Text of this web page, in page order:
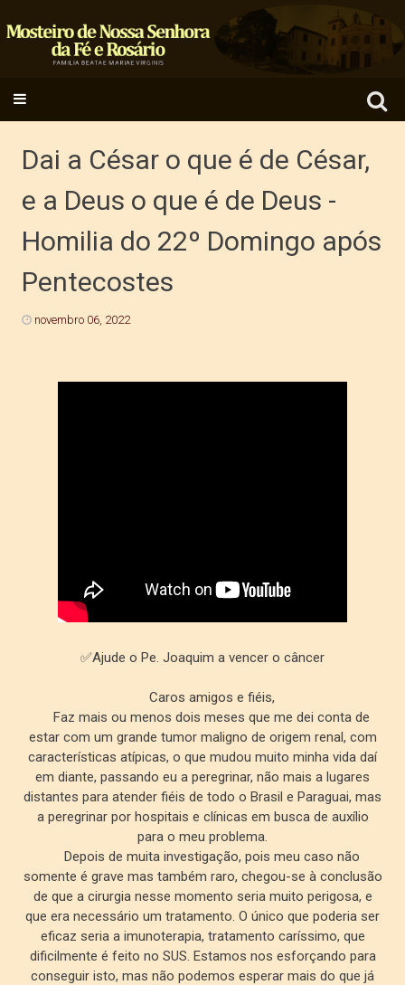
Search
for:
SKIP TO CONTENT
Dai a César o que é de César,
e a Deus o que é de Deus -
Homilia do 22º Domingo após
Pentecostes
novembro 06, 2022
✅Ajude o Pe. Joaquim a vencer o câncer
Caros amigos e fiéis,
Faz mais ou menos dois meses que me dei conta de
estar com um grande tumor maligno de origem renal, com
características atípicas, o que mudou muito minha vida daí
em diante, passando eu a peregrinar, não mais a lugares
distantes para atender fiéis de todo o Brasil e Paraguai, mas
a peregrinar por hospitais e clínicas em busca de auxílio
para o meu problema.
Depois de muita investigação, pois meu caso não
somente é grave mas também raro, chegou-se à conclusão
de que a cirurgia nesse momento seria muito perigosa, e
que era necessário um tratamento. O único que poderia ser
eficaz seria a imunoterapia, tratamento caríssimo, que
dificilmente é feito no SUS. Estamos nos esforçando para
conseguir isto, mas não podemos esperar mais do que já